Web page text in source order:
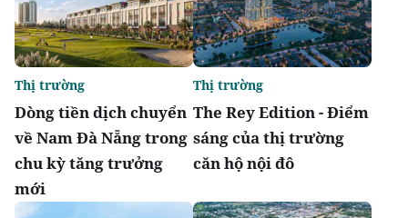
Dòng tiền dịch chuyển
về Nam Đà Nẵng trong
chu kỳ tăng trưởng
mới
Thị trường
The Rey Edition - Điểm
sáng của thị trường
căn hộ nội đô
Thị trường